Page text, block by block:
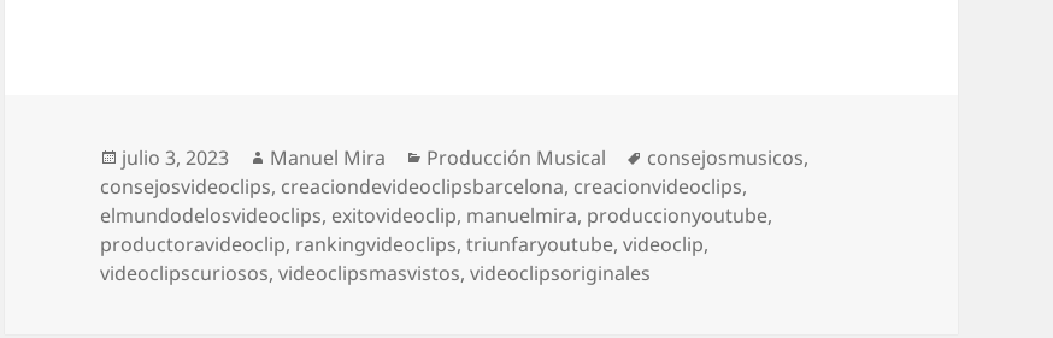
Publicado
el
julio 3, 2023 Autor
Manuel Mira Categorías
Producción Musical Etiquetas
consejosmusicos,
consejosvideoclips, creaciondevideoclipsbarcelona, creacionvideoclips,
elmundodelosvideoclips, exitovideoclip, manuelmira, produccionyoutube,
productoravideoclip, rankingvideoclips,triunfaryoutube,videoclip,
videoclipscuriosos,videoclipsmasvistos,videoclipsoriginales